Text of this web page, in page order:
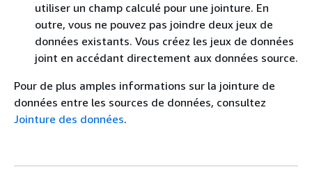
utiliser un champ calculé pour une jointure. En
outre, vous ne pouvez pas joindre deux jeux de
données existants. Vous créez les jeux de données
joint en accédant directement aux données source.
Pour de plus amples informations sur la jointure de
données entre les sources de données, consultez
Jointure des données.